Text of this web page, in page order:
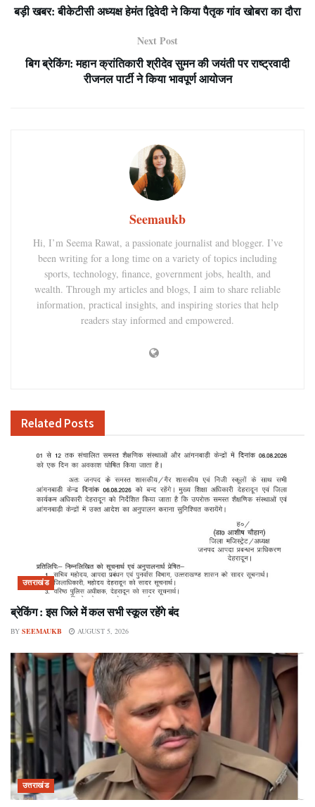
बड़ी खबर: बीकेटीसी अध्यक्ष हेमंत द्विवेदी ने किया पैतृक गांव खोबरा का दौरा
Next Post
बिग ब्रेकिंग: महान क्रांतिकारी श्रीदेव सुमन की जयंती पर राष्ट्रवादी
रीजनल पार्टी ने किया भावपूर्ण आयोजन
Seemaukb
Hi, I’m Seema Rawat, a passionate journalist and blogger. I’ve
been writing for a long time on a variety of topics including
sports, technology, finance, government jobs, health, and
wealth. Through my articles and blogs, I aim to share reliable
information, practical insights, and inspiring stories that help
readers stay informed and empowered.
Related Posts
उत्तराखंड
ब्रेकिंग : इस जिले में कल सभी स्कूल रहेंगे बंद
BY SEEMAUKB AUGUST 5, 2026
उत्तराखंड